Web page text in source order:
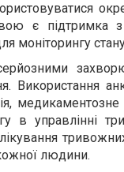
є підтримка
моніторингу
Використання
в управлінні
людини.